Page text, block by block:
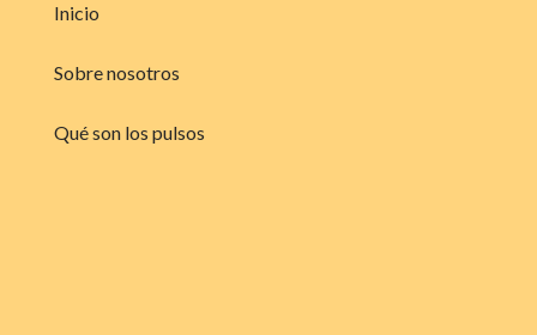
Inicio
Sobre nosotros
Qué son los pulsos